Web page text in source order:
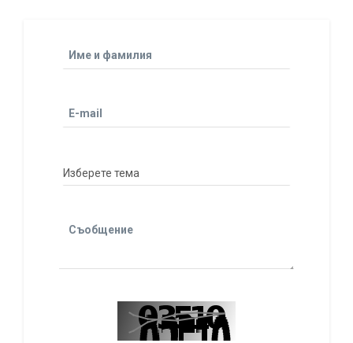
Име и фамилия
E-mail
Съобщение